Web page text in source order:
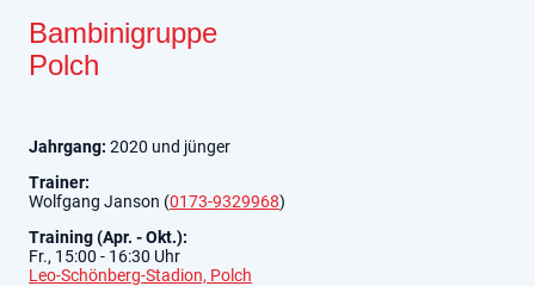
Bambinigruppe
Polch
Jahrgang: 2020 und jünger
Trainer:
Wolfgang Janson (0173-9329968)
Training (Apr. - Okt.):
Fr., 15:00 - 16:30 Uhr
Leo-Schönberg-Stadion, Polch